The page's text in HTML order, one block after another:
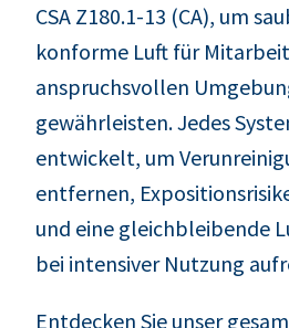
CSA Z180.1-13 (CA), um
konforme Luft für
anspruchsvollen
gewährleisten. Jedes
entwickelt, um
entfernen,
und eine gleichbleibende
bei intensiver Nutzung
Entdecken Sie unser